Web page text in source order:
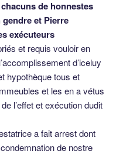
de honnestes
et Pierre
exécuteurs
et requis vouloir en
d’iceluy
hypothèque tous et
et les en a vétus
l’effet et exécution dudit
a fait arrest dont
de nostre